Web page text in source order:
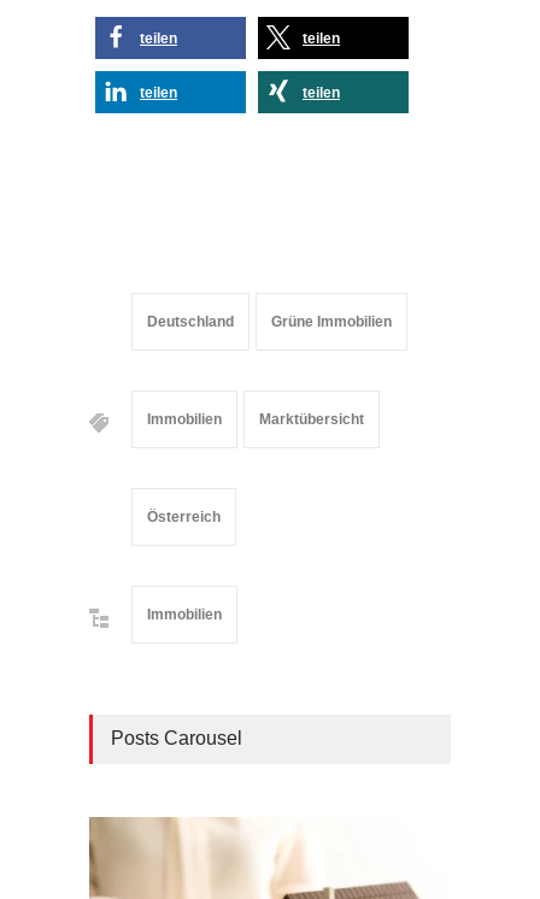
teilen teilen
teilen teilen
Deutschland Grüne Immobilien
Immobilien Marktübersicht
Österreich
Immobilien
Posts Carousel